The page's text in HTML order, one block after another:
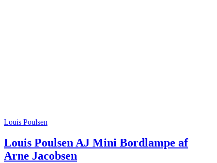
Louis Poulsen
Louis Poulsen AJ Mini Bordlampe af
Arne Jacobsen